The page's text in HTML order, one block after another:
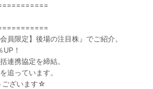
員限定】後場の注目株』でご紹介。
！
連携協定を締結。
追っています。
ございます☆